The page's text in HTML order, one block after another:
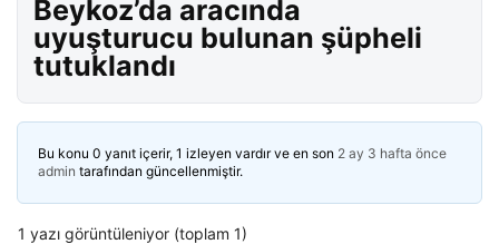
Beykoz’da aracında
uyuşturucu bulunan şüpheli
tutuklandı
Bu konu 0 yanıt içerir, 1 izleyen vardır ve en son 2 ay 3 hafta önce
admin tarafından güncellenmiştir.
1 yazı görüntüleniyor (toplam 1)